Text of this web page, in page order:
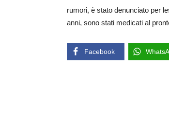
rumori, è stato denunciato per
anni, sono stati medicati al
Facebook